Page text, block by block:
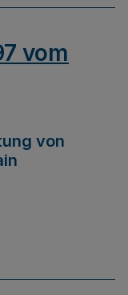
vom
von